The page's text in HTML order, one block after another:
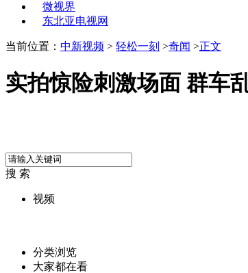
微视界
东北亚电视网
当前位置： 中新视频 > 轻松一刻 >奇闻 >正文
实拍惊险刺激场面 群车
搜 索
视频
分类浏览
大家都在看